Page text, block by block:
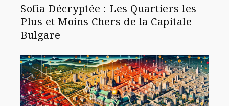
Sofia Décryptée : Les Quartiers les
Plus et Moins Chers de la Capitale
Bulgare